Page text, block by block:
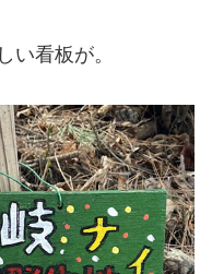
い看板が。